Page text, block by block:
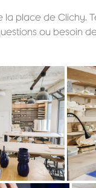
la place de Clichy.
ou besoin